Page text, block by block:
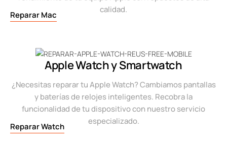
calidad.
Reparar Mac
Apple Watch y Smartwatch
¿Necesitas reparar tu Apple Watch? Cambiamos pantallas
y baterías de relojes inteligentes. Recobra la
funcionalidad de tu dispositivo con nuestro servicio
especializado.
Reparar Watch